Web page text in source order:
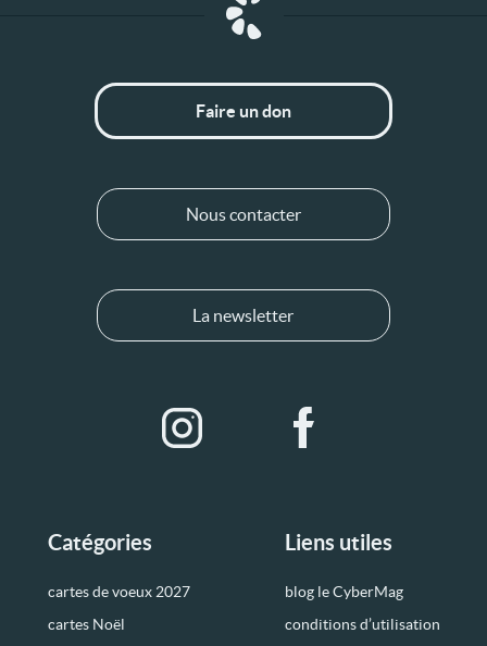
Catégories
cartes de voeux 2027
cartes Noël
Liens utiles
blog le CyberMag
conditions d’utilisation
Faire un don
Nous contacter
La newsletter